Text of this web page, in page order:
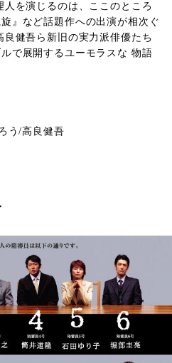
を演じるのは、ここのところ
』など話題作への出演が相次ぐ
健吾ら新旧の実力派俳優たち
で展開するユーモラスな 物語
う/高良健吾